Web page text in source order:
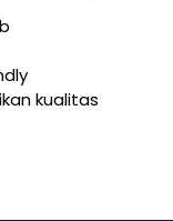
kualitas